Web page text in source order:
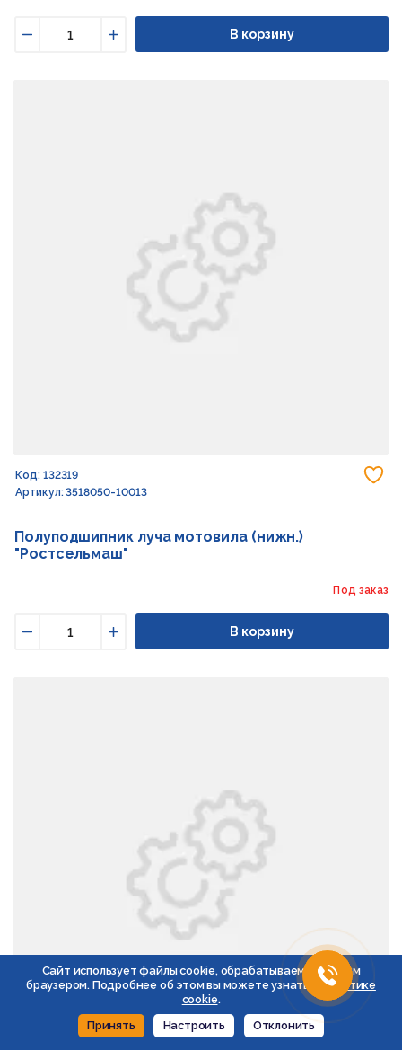
Увеличить
В корзину
Код: 132319
Артикул: 3518050-10013
Полуподшипник луча мотовила (нижн.)
"Ростсельмаш"
Под заказ
Увеличить
В корзину
Сайт использует файлы cookie, обрабатываемые вашим
браузером. Подробнее об этом вы можете узнать в Политике
cookie.
Принять
Настроить Отклонить